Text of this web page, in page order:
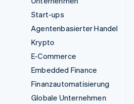
Start-ups
Agentenbasierter Handel
Krypto
E-Commerce
Embedded Finance
Finanzautomatisierung
Globale Unternehmen